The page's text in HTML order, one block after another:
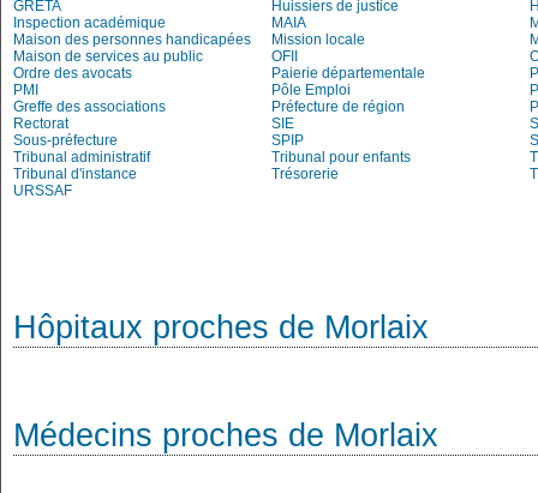
GRETA
Huissiers de justice
Inspection académique
MAIA
Maison des personnes handicapées
Mission locale
Maison de services au public
OFII
Ordre des avocats
Paierie départementale
PMI
Pôle Emploi
Greffe des associations
Préfecture de région
Rectorat
SIE
Sous-préfecture
SPIP
Tribunal administratif
Tribunal pour enfants
Tribunal d'instance
Trésorerie
URSSAF
Hôpitaux proches de Morlaix
Médecins proches de Morlaix